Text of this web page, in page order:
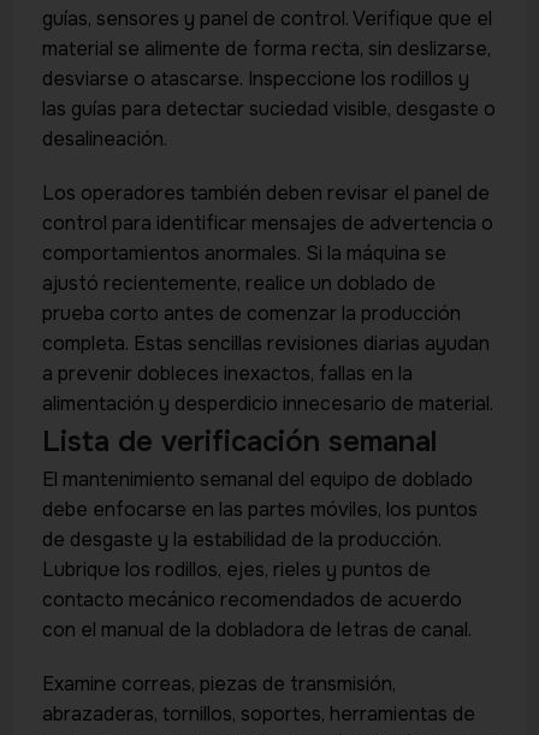
guías, sensores y panel de control. Verifique que el
material se alimente de forma recta, sin deslizarse,
desviarse o atascarse. Inspeccione los rodillos y
las guías para detectar suciedad visible, desgaste o
desalineación.
Los operadores también deben revisar el panel de
control para identificar mensajes de advertencia o
comportamientos anormales. Si la máquina se
ajustó recientemente, realice un doblado de
prueba corto antes de comenzar la producción
completa. Estas sencillas revisiones diarias ayudan
a prevenir dobleces inexactos, fallas en la
alimentación y desperdicio innecesario de material.
Lista de verificación semanal
El mantenimiento semanal del equipo de doblado
debe enfocarse en las partes móviles, los puntos
de desgaste y la estabilidad de la producción.
Lubrique los rodillos, ejes, rieles y puntos de
contacto mecánico recomendados de acuerdo
con el manual de la dobladora de letras de canal.
Examine correas, piezas de transmisión,
abrazaderas, tornillos, soportes, herramientas de